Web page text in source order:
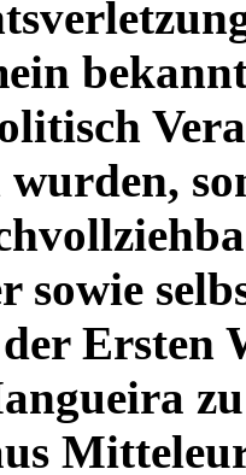
sowie
Ersten